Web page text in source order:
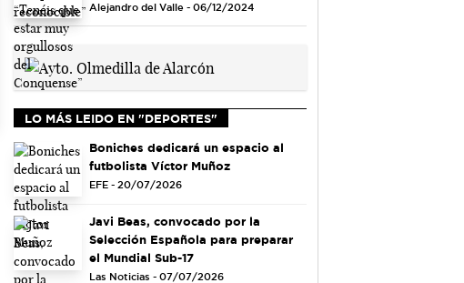
Alejandro del Valle - 06/12/2024
LO MÁS LEIDO EN "DEPORTES"
Boniches dedicará un espacio al
futbolista Víctor Muñoz
EFE - 20/07/2026
Javi Beas, convocado por la
Selección Española para preparar
el Mundial Sub-17
Las Noticias - 07/07/2026